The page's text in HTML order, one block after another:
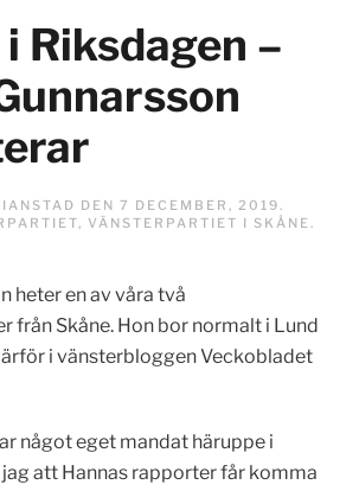
Riksdagen –
DEN 7 DECEMBER, 2019.
, VÄNSTERPARTIET I SKÅNE.
heter en av våra två
från Skåne. Hon bor normalt i Lund
i vänsterbloggen Veckobladet
något eget mandat häruppe i
att Hannas rapporter får komma